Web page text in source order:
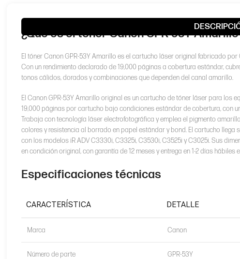
¿Qué es el toner Canon GPR-53Y
El tóner Canon GPR-53Y Amarillo es el cartucho láser original fabricado
Con un rendimiento declarado de 19,000 páginas a cobertura estándar,
tonos cálidos, dorados y combinaciones que dependen del canal amarillo.
El Canon GPR-53Y Amarillo original es un cartucho de tóner láser para los
19,000 páginas por cartucho bajo condiciones estándar de cobertura, con
Trabaja con tecnología láser electrofotográfica y emplea el pigmento
colores y resistencia al borrado en papel estándar y bond. El cartucho
con los modelos iR ADV C3330i, C3325i, C3530i, C3525i y C3025i. Sus
en condición original, con garantía de 12 meses y entrega en 1-2 días hábiles
Especificaciones técnicas
CARACTERÍSTICA DETALLE
Marca Canon
Número de parte GPR-53Y